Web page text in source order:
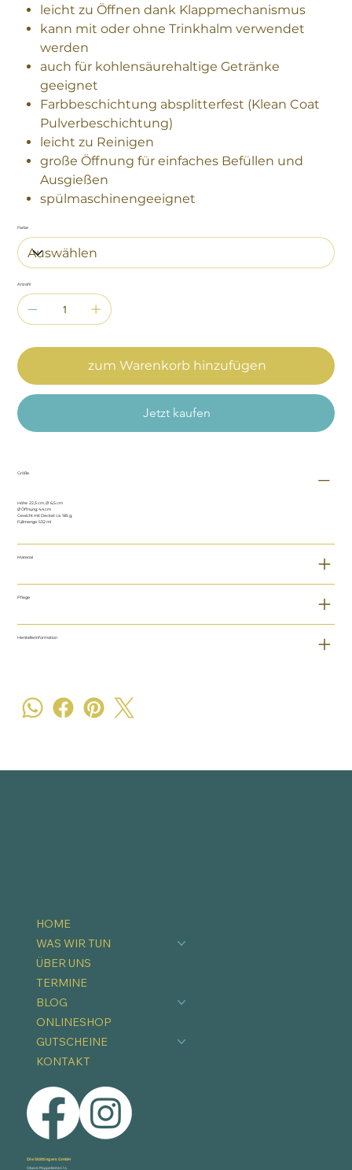
leicht zu Öffnen dank Klappmechanismus
kann mit oder ohne Trinkhalm verwendet
werden
auch für kohlensäurehaltige Getränke
geeignet
Farbbeschichtung absplitterfest (Klean Coat
Pulverbeschichtung)
leicht zu Reinigen
große Öffnung für einfaches Befüllen und
Ausgießen
spülmaschinengeeignet
Farbe
Anzahl
zum Warenkorb hinzufügen
Jetzt kaufen
Größe
Höhe 22,3 cm, Ø 6,5 cm
Ø Öffnung: 4,4 cm
Gewicht mit Deckel: ca. 185 g,
Füllmenge: 532 ml
Material
Pflege
Herstellerinformation
HOME
WAS WIR TUN
ÜBER UNS
TERMINE
BLOG
ONLINESHOP
GUTSCHEINE
KONTAKT
Die Stöttingers GmbH
Obere Pappelleiten 14